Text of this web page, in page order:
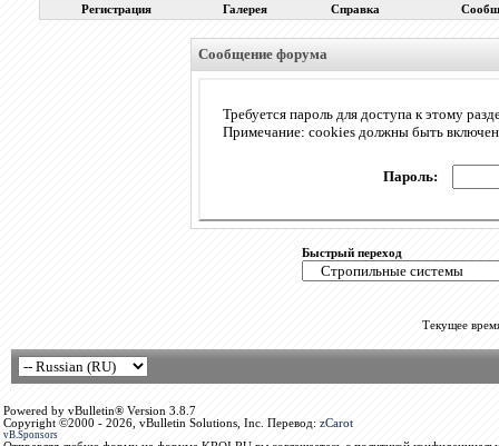
Регистрация Галерея Справка
Сообщение форума
Требуется пароль для доступа к этому
Примечание: cookies должны быть
Пароль:
Быстрый переход
Текущее
Powered by vBulletin® Version 3.8.7
Copyright ©2000 - 2026, vBulletin Solutions, Inc. Перевод: zCarot
vB.Sponsors